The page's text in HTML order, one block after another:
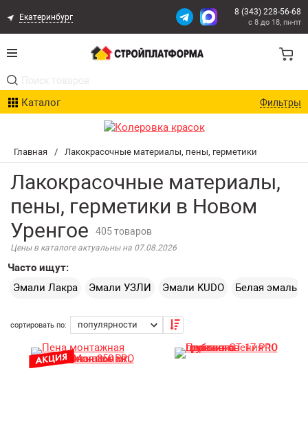
Главная / Лакокрасочные материалы, пены, герметики
Лакокрасочные материалы,
пены, герметики в Новом
Уренгое
405 товаров
Цены в каталоге актуальны на 07.08.2026
Часто ищут:
Эмали Лакра
Эмали УЗЛИ Эмали KUDO Белая эмаль
сортировать по:
Екатеринбург
8 (343) 228-56-68
с 8 до 18, пн-пт
Каталог Фильтры
Акции
Расчет доставки
Опыт поставок
Статьи
Контакты
Екатеринбург